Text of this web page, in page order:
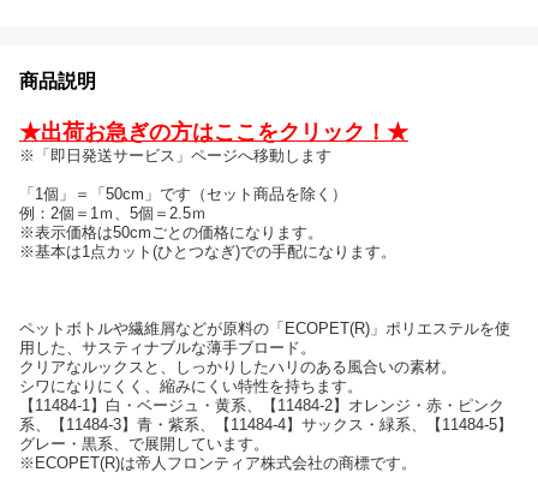
商品説明
★出荷お急ぎの方はここをクリック！★
※「即日発送サービス」ページへ移動します
「1個」＝「50cm」です（セット商品を除く）
例：2個＝1ｍ、5個＝2.5ｍ
※表示価格は50cmごとの価格になります。
※基本は1点カット(ひとつなぎ)での手配になります。
ペットボトルや繊維屑などが原料の「ECOPET(R)」ポリエステルを使
用した、サスティナブルな薄手ブロード。
クリアなルックスと、しっかりしたハリのある風合いの素材。
シワになりにくく、縮みにくい特性を持ちます。
【11484-1】白・ベージュ・黄系、【11484-2】オレンジ・赤・ピンク
系、【11484-3】青・紫系、【11484-4】サックス・緑系、【11484-5】
グレー・黒系、で展開しています。
※ECOPET(R)は帝人フロンティア株式会社の商標です。